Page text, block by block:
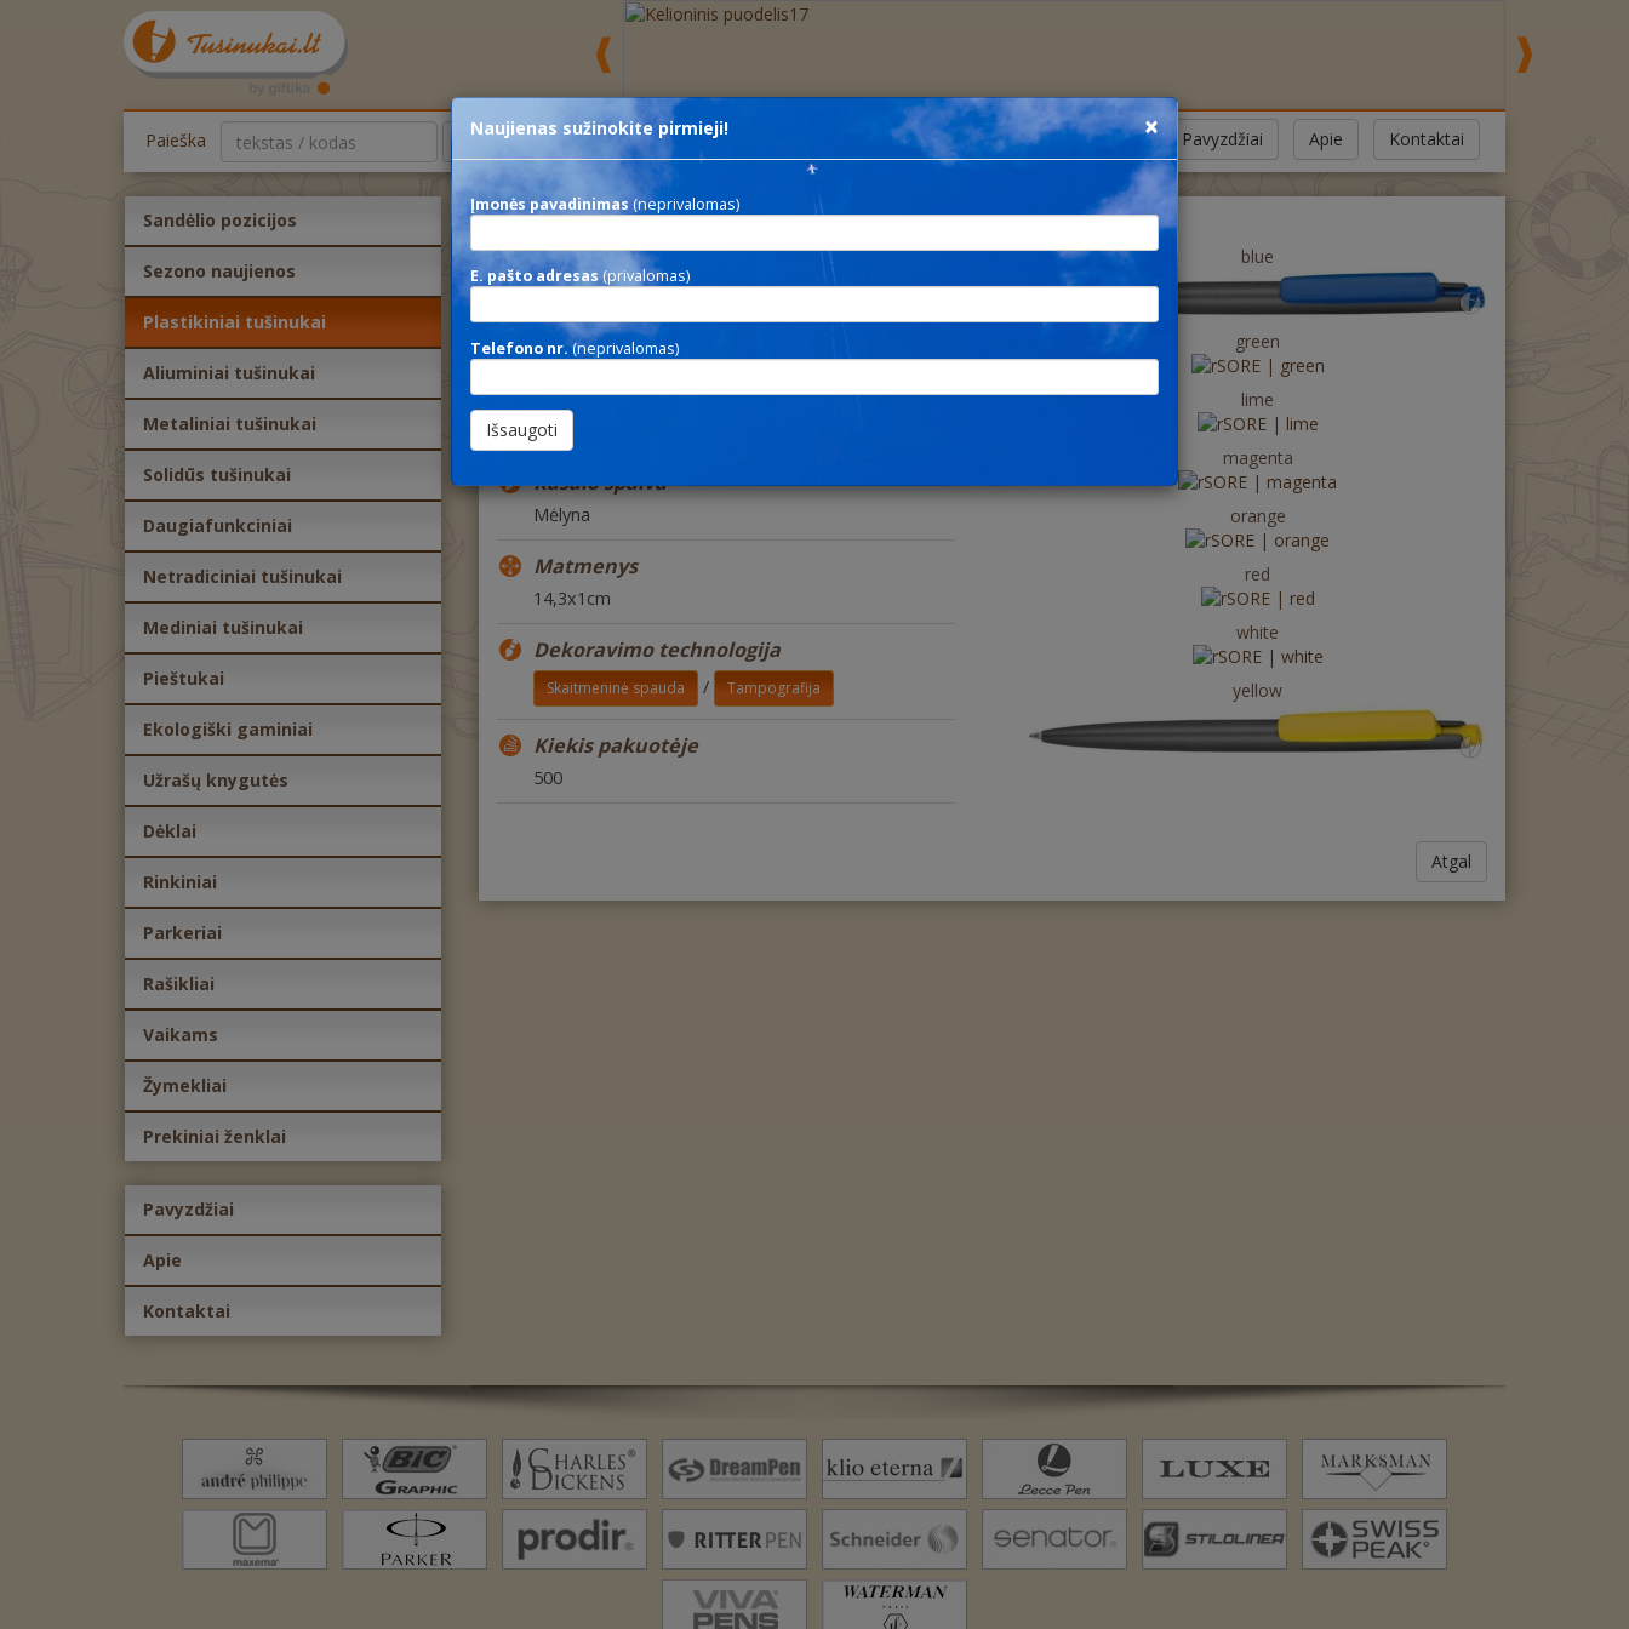
Paieška kategorija nesvarbi -spalva- -medžiaga- Ieškoti Pavyzdžiai Apie Kontaktai
Sandėlio pozicijos
Sezono naujienos
Plastikiniai tušinukai
Aliuminiai tušinukai
Metaliniai tušinukai
Solidūs tušinukai
Daugiafunkciniai
Netradiciniai tušinukai
Mediniai tušinukai
Pieštukai
Ekologiški gaminiai
Užrašų knygutės
Dėklai
Rinkiniai
Parkeriai
Rašikliai
Vaikams
Žymekliai
Prekiniai ženklai
Pavyzdžiai
Apie
Kontaktai
Aprašymas
Grafito spalvos, perdirbto plastiko tušinukas su
spalvotu klipsu bei paspaudimo detale
Medžiaga
Plastikas
Rašalo spalva
Mėlyna
Matmenys
14,3x1cm
Dekoravimo technologija
Skaitmeninė spauda / Tampografija
Kiekis pakuotėje
500
blue
green
lime
magenta
orange
red
white
yellow
Atgal
×
Naujienas sužinokite pirmieji!
Įmonės pavadinimas (neprivalomas)
E. pašto adresas (privalomas)
Telefono nr.(neprivalomas)